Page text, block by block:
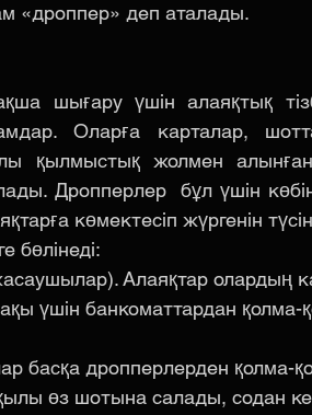
«дроппер» деп аталады.
шығару үшін алаяқтық
Оларға карталар,
қылмыстық жолмен
Дропперлер  бұл үшін
көмектесіп жүргенін
бөлінеді:
Алаяқтар олардың
үшін банкоматтардан қолма-
басқа дропперлерден қолма-
өз шотына салады, содан